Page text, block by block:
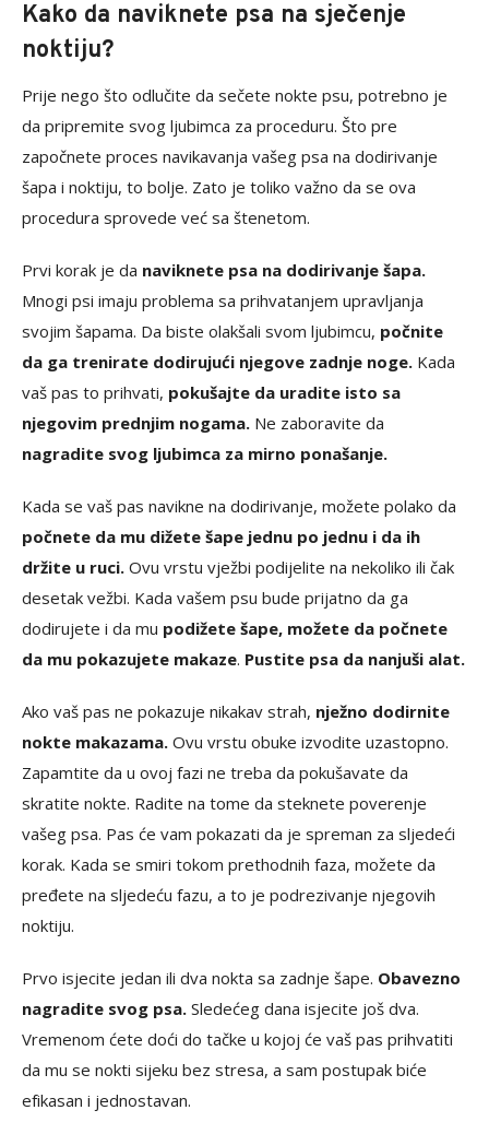
Kako da naviknete psa na sječenje
noktiju?
Prije nego što odlučite da sečete nokte psu, potrebno je
da pripremite svog ljubimca za proceduru. Što pre
započnete proces navikavanja vašeg psa na dodirivanje
šapa i noktiju, to bolje. Zato je toliko važno da se ova
procedura sprovede već sa štenetom.
Prvi korak je da naviknete psa na dodirivanje šapa.
Mnogi psi imaju problema sa prihvatanjem upravljanja
svojim šapama. Da biste olakšali svom ljubimcu, počnite
da ga trenirate dodirujući njegove zadnje noge. Kada
vaš pas to prihvati, pokušajte da uradite isto sa
njegovim prednjim nogama. Ne zaboravite da
nagradite svog ljubimca za mirno ponašanje.
Kada se vaš pas navikne na dodirivanje, možete polako da
počnete da mu dižete šape jednu po jednu i da ih
držite u ruci. Ovu vrstu vježbi podijelite na nekoliko ili čak
desetak vežbi. Kada vašem psu bude prijatno da ga
dodirujete i da mu podižete šape, možete da počnete
da mu pokazujete makaze. Pustite psa da nanjuši alat.
Ako vaš pas ne pokazuje nikakav strah, nježno dodirnite
nokte makazama. Ovu vrstu obuke izvodite uzastopno.
Zapamtite da u ovoj fazi ne treba da pokušavate da
skratite nokte. Radite na tome da steknete poverenje
vašeg psa. Pas će vam pokazati da je spreman za sljedeći
korak. Kada se smiri tokom prethodnih faza, možete da
pređete na sljedeću fazu, a to je podrezivanje njegovih
noktiju.
Prvo isjecite jedan ili dva nokta sa zadnje šape. Obavezno
nagradite svog psa. Sledećeg dana isjecite još dva.
Vremenom ćete doći do tačke u kojoj će vaš pas prihvatiti
da mu se nokti sijeku bez stresa, a sam postupak biće
efikasan i jednostavan.